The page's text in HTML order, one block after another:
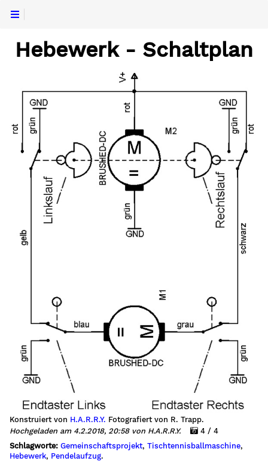
Hebewerk - Schaltplan
Konstruiert von H.A.R.R.Y. Fotografiert von R. Trapp.
Hochgeladen am 4.2.2018, 20:58 von H.A.R.R.Y.
4 / 4
Schlagworte: Gemeinschaftsprojekt, Tischtennisballmaschine,
Hebewerk, Pendelaufzug.